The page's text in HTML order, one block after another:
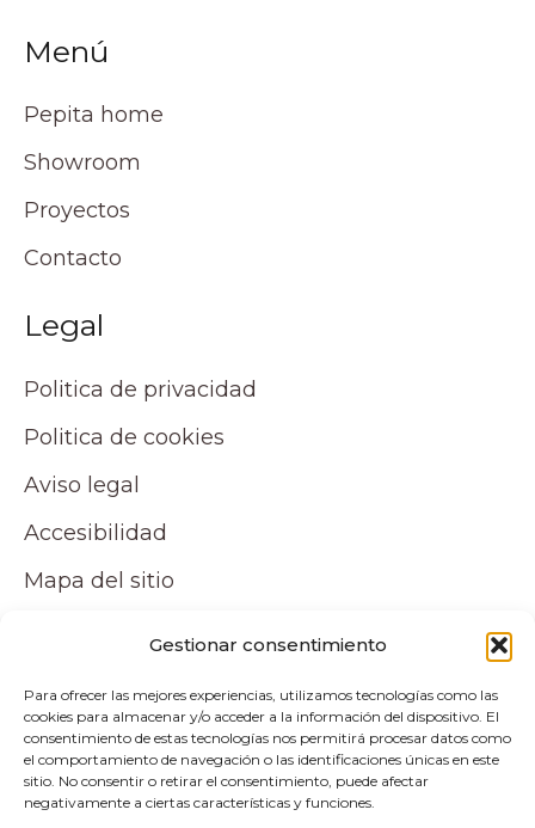
Gestionar consentimiento
Para ofrecer las mejores experiencias, utilizamos tecnologías como las
cookies para almacenar y/o acceder a la información del dispositivo. El
consentimiento de estas tecnologías nos permitirá procesar datos como
el comportamiento de navegación o las identificaciones únicas en este
sitio. No consentir o retirar el consentimiento, puede afectar
negativamente a ciertas características y funciones.
Menú
Pepita home
Showroom
Proyectos
Contacto
Legal
Politica de privacidad
Politica de cookies
Aviso legal
Accesibilidad
Mapa del sitio
Tu cuenta
Mi cuenta
Carrito